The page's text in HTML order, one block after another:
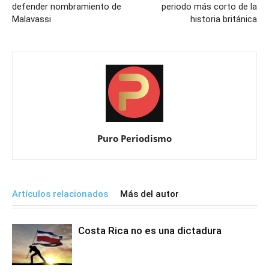
defender nombramiento de
Malavassi
periodo más corto de la
historia británica
Puro Periodismo
Artículos relacionados Más del autor
Costa Rica no es una dictadura